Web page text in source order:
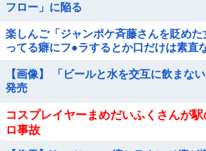
フロー」に陥る
楽しんご「ジャンポケ斉藤さんを貶め
ってる癖にフ●ラするとか口だけは素直
【画像】 「ビールと水を交互に飲まな
発売
コスプレイヤーまめだいふくさんが
ロ事故